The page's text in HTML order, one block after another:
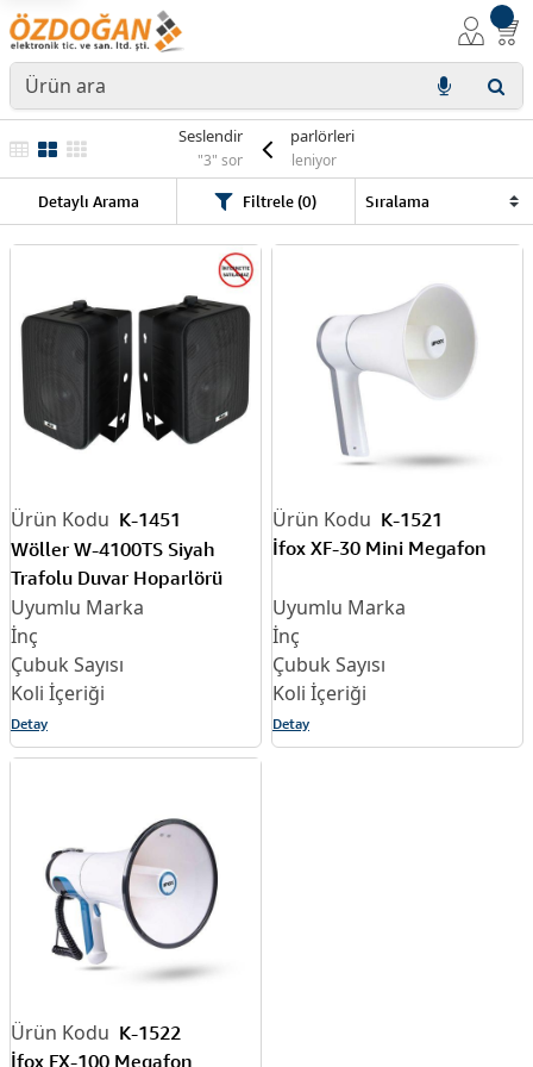
Seslendirme Hoparlörleri
"3" sonuç listeleniyor
Detaylı Arama Filtrele (0)
K-1451
Wöller W-4100TS Siyah
Trafolu Duvar Hoparlörü
Detay
K-1521
İfox XF-30 Mini Megafon
Detay
K-1522
İfox FX-100 Megafon